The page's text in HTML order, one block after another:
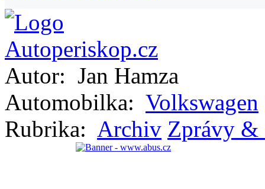
Autor: Jan Hamza
Automobilka: Volkswagen
Rubrika: Archiv Zprávy &